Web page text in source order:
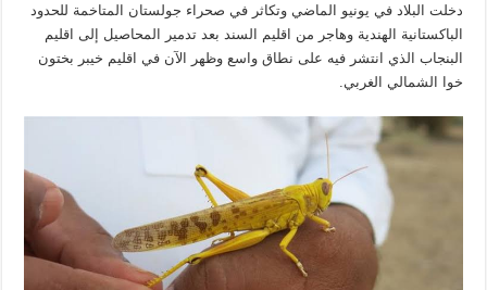
دخلت البلاد في يونيو الماضي وتكاثر في صحراء جولستان المتاخمة للحدود
الباكستانية الهندية وهاجر من اقليم السند بعد تدمير المحاصيل إلى اقليم
البنجاب الذي انتشر فيه على نطاق واسع وظهر الآن في اقليم خيبر بختون
خوا الشمالي الغربي.